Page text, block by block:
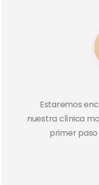
Estaremos
nuestra clínica
primer